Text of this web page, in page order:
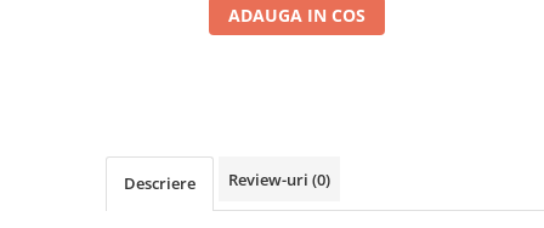
ADAUGA IN COS
Descriere Review-uri (0)